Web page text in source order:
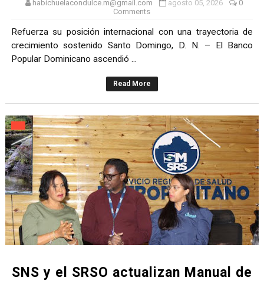
habichuelacondulce.m@gmail.com agosto 05, 2026
0
Comments
Refuerza su posición internacional con una trayectoria de
crecimiento sostenido Santo Domingo, D. N. – El Banco
Popular Dominicano ascendió ...
Read More
SNS y el SRSO actualizan Manual de